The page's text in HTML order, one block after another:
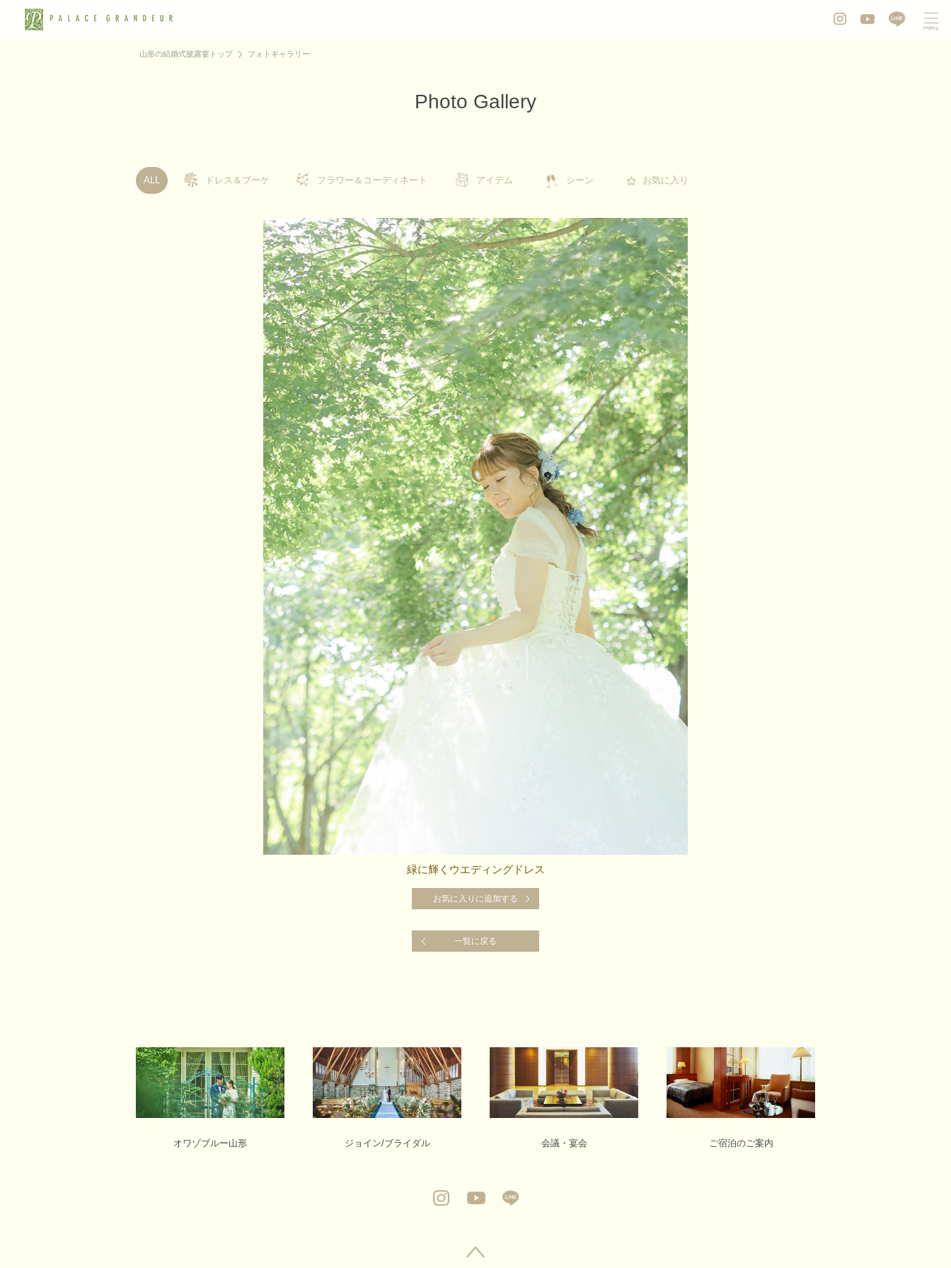
山形の結婚式披露宴トップ フォトギャラリー
Photo Gallery
ALL ドレス＆ブーケ
ドレス＆ブーケ フラワー＆コーディネート
フラワー＆コーディネート アイテム
アイテム シーン
シーン お気に入り
お気に入り
緑に輝くウエディングドレス
お気に入りに追加する
お気に入りに追加する
一覧に戻る
一覧に戻る
オワゾブルー山形 ジョイン/ブライダル 会議・宴会 ご宿泊のご案内